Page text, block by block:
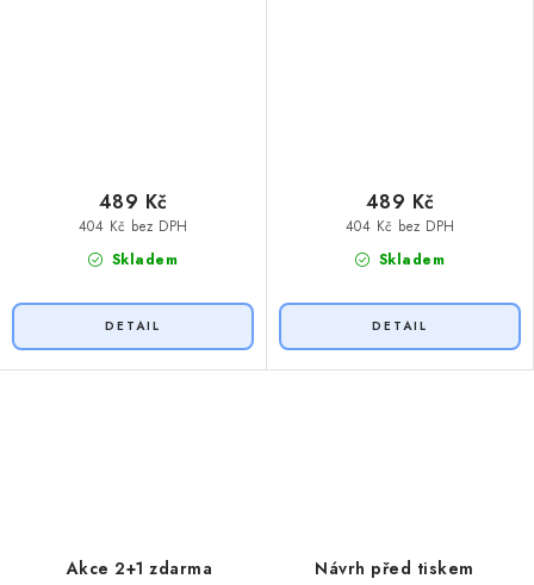
Skladem
404 Kč bez DPH
489 Kč
Skladem
404 Kč bez DPH
489 Kč
Akce 2+1 zdarma Návrh před tiskem